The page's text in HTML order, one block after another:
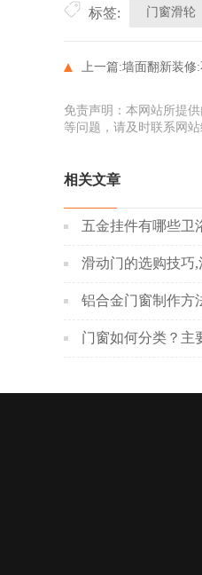
标签: 门窗滑轮
上一篇:墙面翻新装修
免责声明：本网站所提
等问题，请及时联系网
相关文章
五金挂件有哪些卫
滑动门的选购技巧
铝合金门窗制作方
门窗如何分类？主